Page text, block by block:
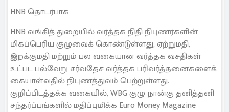
HNB தொடர்பாக
HNB வங்கித் துறையில் வர்த்தக நிதி நிபுணர்களின்
மிகப்பெரிய குழுவைக் கொண்டுள்ளது, ஏற்றுமதி,
இறக்குமதி மற்றும் பல வகையான வர்த்தக வசதிகள்
உட்பட பல்வேறு சர்வதேச வர்த்தக பரிவர்த்தனைகளைக்
கையாள்வதில் நிபுணத்துவம் பெற்றுள்ளது.
குறிப்பிடத்தக்க வகையில், WBG குழு நான்கு தனித்தனி
சந்தர்ப்பங்களில் மதிப்புமிக்க Euro Money Magazine